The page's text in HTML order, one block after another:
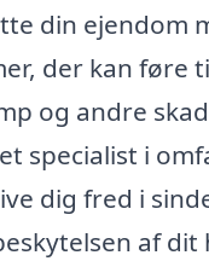
din ejendom
der kan føre
og andre
specialist i
dig fred i
af dit